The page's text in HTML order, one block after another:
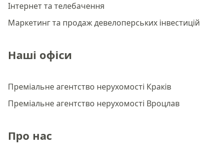
Інтернет та телебачення
Маркетинг та продаж девелоперських інвестицій
Наші офіси
Преміальне агентство нерухомості Краків
Преміальне агентство нерухомості Вроцлав
Про нас